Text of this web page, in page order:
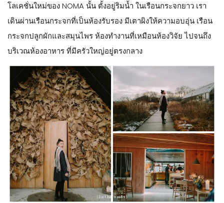
โลเคชั่นใหม่ของ NOMA นั้น ตั้งอยู่ริมน้ำ ในเรือนกระจกยาว เรา
เดินผ่านเรือนกระจกที่เป็นห้องรับรอง มีเตาผิงให้ความอบอุ่น เรือน
กระจกปลูกผักและสมุนไพร ห้องทำงานที่เหมือนห้องวิจัย ไปจนถึง
บริเวณห้องอาหาร ที่มีครัวใหญ่อยู่ตรงกลาง